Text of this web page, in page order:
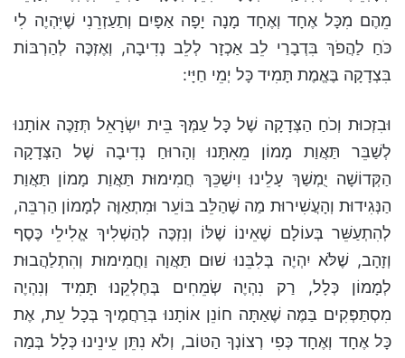
מֵהֶם מִכָּל אֶחָד וְאֶחָד מָנָה יָפָה אַפָּיִם וְתַעַזְרֵנִי שֶׁיִּהְיֶה לִי
כֹּחַ לַהֲפֹךְ בִּדְבָרַי לֵב אַכְזָר לְלֵב נְדִיבָה, וְאֶזְכֶּה לְהַרְבּוֹת
בִּצְדָקָה בֶּאֱמֶת תָּמִיד כָּל יְמֵי חַיָּי:
וּבִזְכוּת וְכֹחַ הַצְּדָקָה שֶׁל כָּל עַמְּךָ בֵּית יִשְׂרָאֵל תְּזַכֶּה אוֹתָנוּ
לְשַׁבֵּר תַּאֲוַת מָמוֹן מֵאִתָּנוּ וְהָרוּחַ נְדִיבָה שֶׁל הַצְּדָקָה
הַקְּדוֹשָׁה יֻמְשַׁךְ עָלֵינוּ וִישַׁכֵּךְ חֲמִימוּת תַּאֲוַת מָמוֹן תַּאֲוַת
הַנְּגִידוּת וְהָעֲשִׁירוּת מַה שֶּׁהַלֵּב בּוֹעֵר וּמִתְאַוֶּה לְמָמוֹן הַרְבֵּה,
לְהִתְעַשֵּׁר בְּעוֹלָם שֶׁאֵינוֹ שֶׁלּוֹ וְנִזְכֶּה לְהַשְׁלִיךְ אֱלִילֵי כֶּסֶף
וְזָהָב, שֶׁלֹּא יִהְיֶה בְּלִבֵּנוּ שׁוּם תַּאֲוָה וַחֲמִימוּת וְהִתְלַהֲבוּת
לְמָמוֹן כְּלָל, רַק נִהְיֶה שְׂמֵחִים בְּחֶלְקֵנוּ תָּמִיד וְנִהְיֶה
מִסְתַּפְּקִים בַּמֶּה שֶׁאַתָּה חוֹנֵן אוֹתָנוּ בְּרַחֲמֶיךָ בְּכָל עֵת, אֶת
כָּל אֶחָד וְאֶחָד כְּפִי רְצוֹנְךָ הַטּוֹב, וְלֹא נִתֵּן עֵינֵינוּ כְּלָל בְּמַה